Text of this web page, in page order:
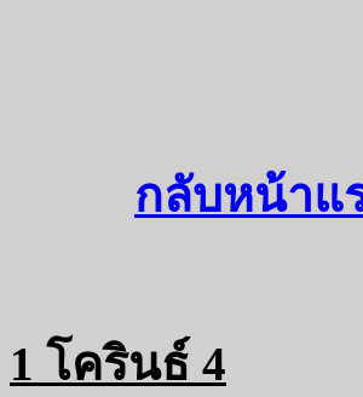
กลับหน้าแ
1 โครินธ์ 4